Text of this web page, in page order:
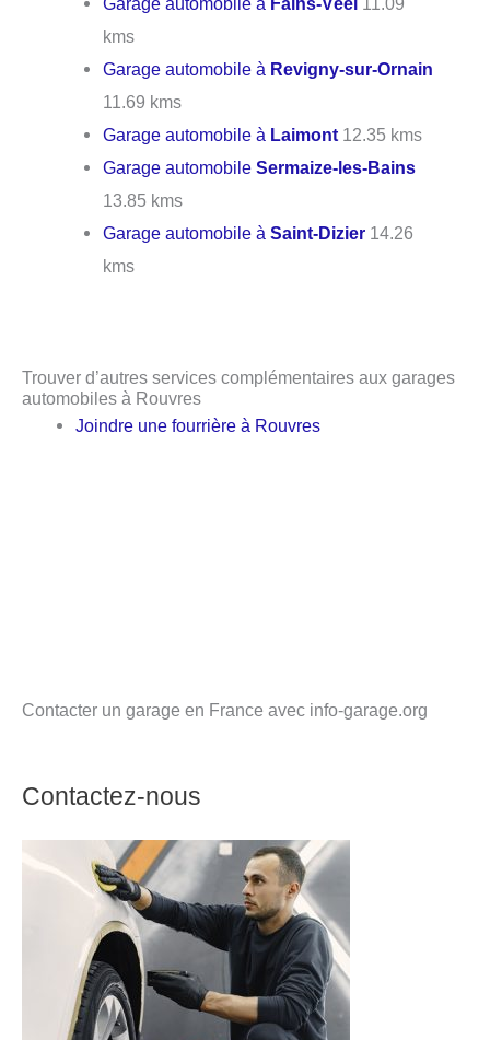
kms
Garage automobile à Revigny-sur-Ornain
11.69 kms
Garage automobile à Laimont 12.35 kms
Garage automobileSermaize-les-Bains
13.85 kms
Garage automobile àSaint-Dizier 14.26
kms
Trouver d’autres services complémentaires aux garages
automobiles à Rouvres
Joindre une fourrière à Rouvres
Contacter un garage en France avec info-garage.org
Contactez-nous